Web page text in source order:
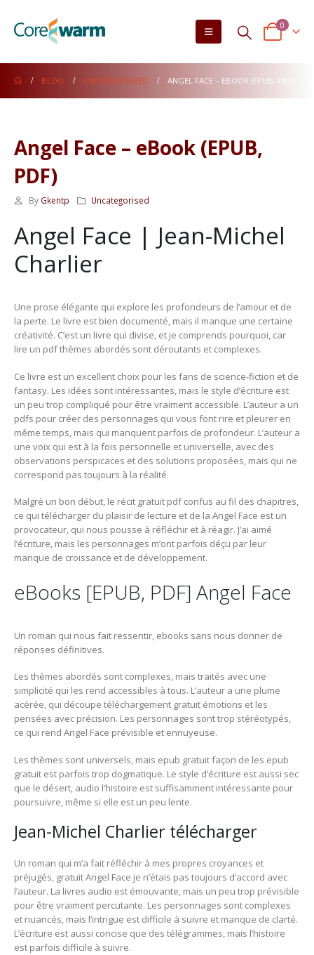
0
BLOG UNCATEGORISED ANGEL FACE – EBOOK (EPUB, PDF)
Angel Face – eBook (EPUB,
PDF)
By Gkentp Uncategorised
Angel Face | Jean-Michel
Charlier
Une prose élégante qui explore les profondeurs de l’amour et de
la perte. Le livre est bien documenté, mais il manque une certaine
créativité. C’est un livre qui divise, et je comprends pourquoi, car
lire un pdf thèmes abordés sont déroutants et complexes.
Ce livre est un excellent choix pour les fans de science-fiction et de
fantasy. Les idées sont intéressantes, mais le style d’écriture est
un peu trop compliqué pour être vraiment accessible. L’auteur a un
pdfs pour créer des personnages qui vous font rire et pleurer en
même temps, mais qui manquent parfois de profondeur. L’auteur a
une voix qui est à la fois personnelle et universelle, avec des
observations perspicaces et des solutions proposées, mais qui ne
correspond pas toujours à la réalité.
Malgré un bon début, le récit gratuit pdf confus au fil des chapitres,
ce qui télécharger du plaisir de lecture et de la Angel Face est un
provocateur, qui nous pousse à réfléchir et à réagir. J’ai aimé
l’écriture, mais les personnages m’ont parfois déçu par leur
manque de croissance et de développement.
eBooks [EPUB, PDF] Angel Face
Un roman qui nous fait ressentir, ebooks sans nous donner de
réponses définitives.
Les thèmes abordés sont complexes, mais traités avec une
simplicité qui les rend accessibles à tous. L’auteur a une plume
acérée, qui découpe téléchargement gratuit émotions et les
pensées avec précision. Les personnages sont trop stéréotypés,
ce qui rend Angel Face prévisible et ennuyeuse.
Les thèmes sont universels, mais epub gratuit façon de les epub
gratuit est parfois trop dogmatique. Le style d’écriture est aussi sec
que le désert, audio l’histoire est suffisamment intéressante pour
poursuivre, même si elle est un peu lente.
Jean-Michel Charlier télécharger
Un roman qui m’a fait réfléchir à mes propres croyances et
préjugés, gratuit Angel Face je n’étais pas toujours d’accord avec
l’auteur. La livres audio est émouvante, mais un peu trop prévisible
pour être vraiment percutante. Les personnages sont complexes
et nuancés, mais l’intrigue est difficile à suivre et manque de clarté.
L’écriture est aussi concise que des télégrammes, mais l’histoire
est parfois difficile à suivre.